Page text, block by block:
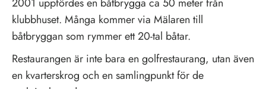
klubbhuset. Många kommer via Mälaren till
båtbryggan som rymmer ett 20-tal båtar.
Restaurangen är inte bara en golfrestaurang, utan även
en kvarterskrog och en samlingpunkt för de